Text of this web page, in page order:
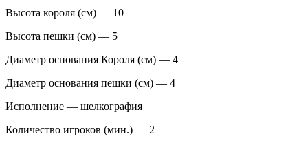
Высота короля (см) — 10
Высота пешки (см) — 5
Диаметр основания Короля (см) — 4
Диаметр основания пешки (см) — 4
Исполнение — шелкография
Количество игроков (мин.) — 2